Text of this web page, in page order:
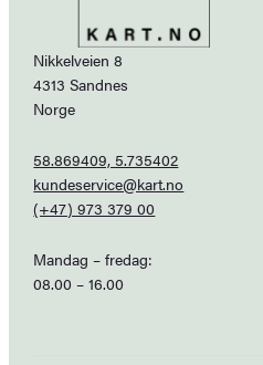
Nikkelveien 8
4313 Sandnes
Norge
58.869409, 5.735402
kundeservice@kart.no
(+47) 973 379 00
Mandag – fredag:
08.00 – 16.00